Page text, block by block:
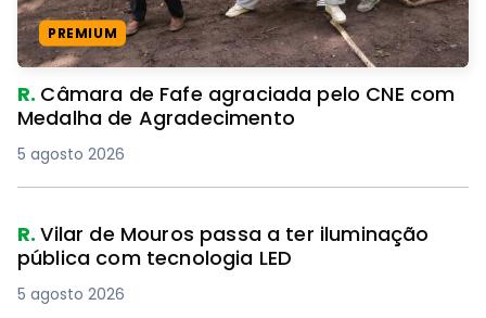
PREMIUM
R. Câmara de Fafe agraciada pelo CNE com
Medalha de Agradecimento
5 agosto 2026
R.Vilar de Mouros passa a ter iluminação
pública com tecnologia LED
5 agosto 2026